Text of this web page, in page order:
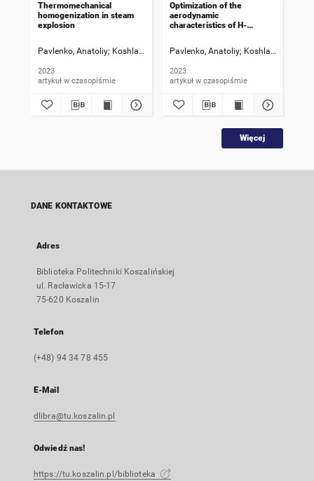
Thermomechanical
homogenization in steam
explosion
Pavlenkо, Anatoliy Koshlak, Hanna Basok, Borys Hrabova, Tatiana
2023
artykuł w czasopiśmie
Optimization of the
aerodynamic
characteristics of H-
Pavlenkо, Anatoliy Koshlak, Hanna
2023
artykuł w czasopiśmie
Więcej
DANE KONTAKTOWE
Adres
Biblioteka Politechniki Koszalińskiej
ul. Racławicka 15-17
75-620 Koszalin
Telefon
(+48) 94 34 78 455
E-Mail
dlibra@tu.koszalin.pl
Odwiedź nas!
https://tu.koszalin.pl/biblioteka